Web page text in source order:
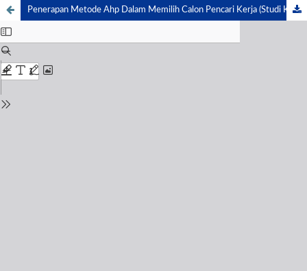
Penerapan Metode Ahp Dalam Memilih Calon Pencari Kerja (Studi Kasus : PT. Minas Sarana Jaya SPBU 14.288.607)